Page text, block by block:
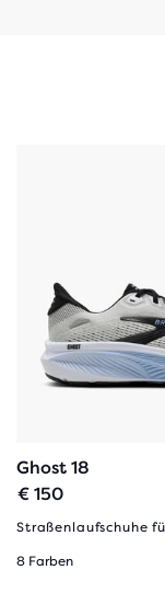
Ghost 18
€ 150
Straßenlaufschuhe
8 Farben